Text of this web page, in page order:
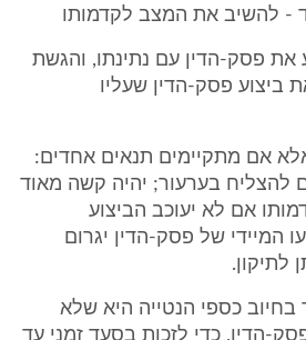
- להשיב את המצב לקדמותו
את פסק-הדין עם נתינתו, והגשת
ביצוע פסק-הדין שעליו
אם מתקיימים תנאים אחדים:
להצליח בערעור; יהיה קשה מאוד
אם לא יעוכב הביצוע
המיידי של פסק-הדין יגרום
לתיקון.
בחיוב כספי הנטייה היא שלא
הדין, כדי לזכות בסעד זמני עד